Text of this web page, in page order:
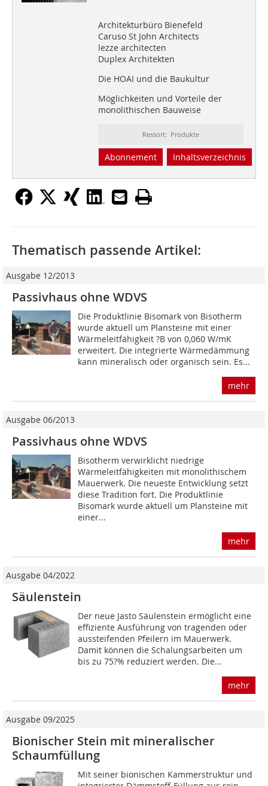
Architekturbüro Bienefeld
Caruso St John Architects
lezze architecten
Duplex Architekten
Die HOAI und die Baukultur
Möglichkeiten und Vorteile der
monolithischen Bauweise
Ressort: Produkte
Abonnement Inhaltsverzeichnis
Thematisch passende Artikel:
Ausgabe 12/2013
Passivhaus ohne WDVS
Die Produktlinie Bisomark von Bisotherm
wurde aktuell um Plansteine mit einer
Wärmeleitfähigkeit ?B von 0,060 W/mK
erweitert. Die integrierte Wärmedämmung
kann mineralisch oder organisch sein. Es...
mehr
Ausgabe 06/2013
Passivhaus ohne WDVS
Bisotherm verwirklicht niedrige
Wärmeleitfähigkeiten mit monolithischem
Mauerwerk. Die neueste Entwicklung setzt
diese Tradition fort. Die Produktlinie
Bisomark wurde aktuell um Plansteine mit
einer...
mehr
Ausgabe 04/2022
Säulenstein
Der neue Jasto Säulenstein ermöglicht eine
effiziente Ausführung von tragenden oder
aussteifenden Pfeilern im Mauerwerk.
Damit können die Schalungsarbeiten um
bis zu 75?% reduziert werden. Die...
mehr
Ausgabe 09/2025
Bionischer Stein mit mineralischer
Schaumfüllung
Mit seiner bionischen Kammerstruktur und